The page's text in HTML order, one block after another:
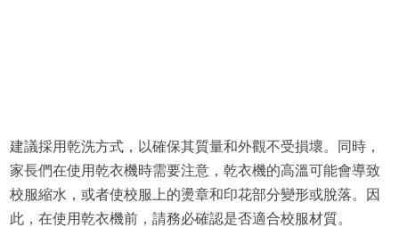
建議採用乾洗方式，以確保其質量和外觀不受損壞。同時，
家長們在使用乾衣機時需要注意，乾衣機的高溫可能會導致
校服縮水，或者使校服上的燙章和印花部分變形或脫落。因
此，在使用乾衣機前，請務必確認是否適合校服材質。